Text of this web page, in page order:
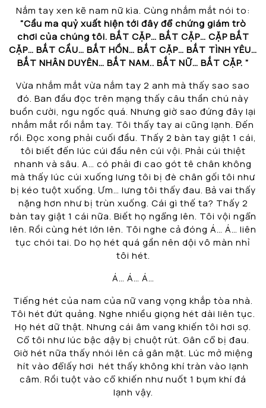
Nắm tay xen kẽ nam nữ kìa. Cùng nhắm mắt nói to:
“Cầu ma quỷ xuất hiện tới đây để chứng giám trò
chơi của chúng tôi. BẮT CẶP… BẮT CẶP… CẶP BẮT
CẶP… BẮT CẦU… BẮT HỒN… BẮT CẶP… BẮT TÌNH YÊU…
BẮT NHÂN DUYÊN… BẮT NAM.. BẮT NỮ… BẮT CẶP. ”
Vừa nhắm mắt vừa nắm tay 2 anh mà thấy sao sao
đó. Ban đầu đọc trên mạng thấy câu thần chú này
buồn cười, ngu ngốc quá. Nhưng giờ sao đứng đây lại
nhắm mắt rồi nắm tay. Tôi thấy tay ai cũng lạnh. Đến
rồi. Đọc xong phải cuối đầu. Thấy 2 bàn tay giật 1 cái,
tôi biết đến lúc cúi đầu nên cúi vội. Phải cúi thiệt
nhanh và sâu. A… có phải đi cao gót tê chân không
mà thấy lúc cúi xuống lưng tôi bị đè chân gối tôi như
bị kéo tuột xuống. Ưm… lưng tôi thấy đau. Bả vai thấy
nặng hơn như bị trùn xuống. Cái gì thế ta? Thấy 2
bàn tay giật 1 cái nữa. Biết họ ngẩng lên. Tôi vội ngẩn
lên. Rồi cùng hét lớn lên. Tôi nghe cả đóng Á… Á… liên
tục chói tai. Do họ hét quá gần nên dội vô màn nhỉ
tôi hét.
Á… Á… Á…
Tiếng hét của nam của nữ vang vọng khắp tòa nhà.
Tôi hét đứt quảng. Nghe nhiều giọng hét dài liên tục.
Họ hét dữ thật. Nhưng cái âm vang khiến tôi hơi sợ.
Cổ tôi như lúc bậc dậy bị chuột rút. Gân cổ bị đau.
Giờ hét nữa thấy nhói lên cả gân mặt. Lúc mở miệng
hít vào đểlấy hơi hét thấy không khí tràn vào lạnh
câm. Rồi tuột vào cổ khiến như nuốt 1 bụm khí đá
lạnh vậy.